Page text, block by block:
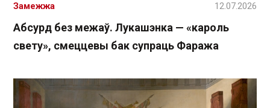
Абсурд без межаў. Лукашэнка — «кароль
свету», смеццевы бак супраць Фаража
Замежжа 12.07.2026